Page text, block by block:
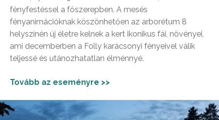
fényfestéssel a főszerepben. A mesés
fényanimációknak köszönhetően az arborétum 8
helyszínén új életre kelnek a kert ikonikus fái, növényei,
ami decemberben a Folly karácsonyi fényeivel válik
teljessé és utánozhatatlan élménnyé.
Tovább az eseményre >>